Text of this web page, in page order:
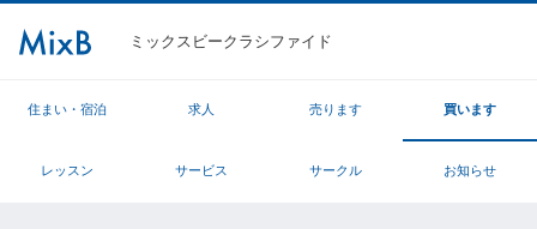
ミックスビークラシファイド
住まい・宿泊 求人 売ります 買います
レッスン サービス サークル お知らせ